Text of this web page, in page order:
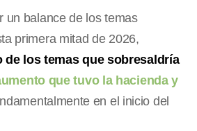
un balance de los temas
primera mitad de 2026,
de los temas que sobresaldría
que tuvo la hacienda y
en el inicio del